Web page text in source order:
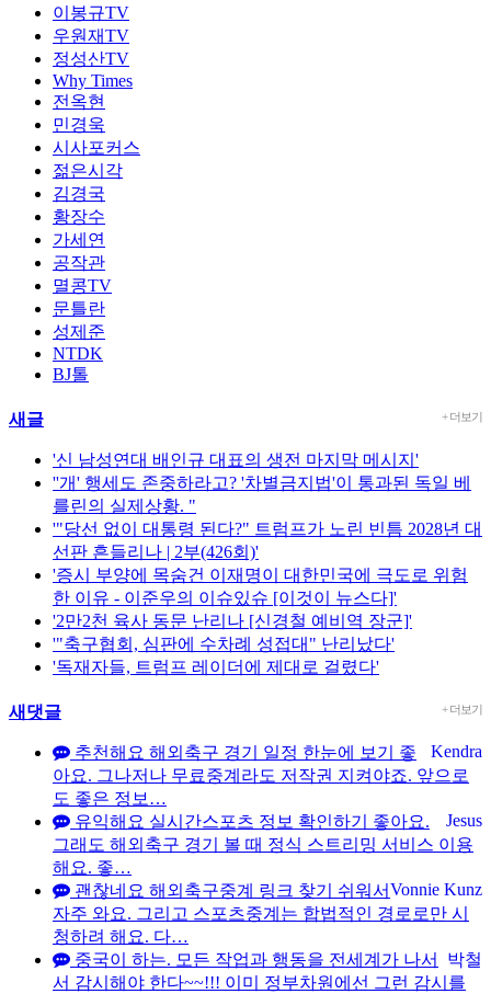
이봉규TV
우원재TV
정성산TV
Why Times
전옥현
민경욱
시사포커스
젊은시각
김경국
황장수
가세연
공작관
멸콩TV
문틀란
성제준
NTDK
BJ톨
+ 더보기
새글
'신 남성연대 배인규 대표의 생전 마지막 메시지'
''개' 행세도 존중하라고? '차별금지법'이 통과된 독일 베
를린의 실제상황. "
'"당선 없이 대통령 된다?" 트럼프가 노린 빈틈 2028년 대
선판 흔들리나 | 2부(426회)'
'증시 부양에 목숨건 이재명이 대한민국에 극도로 위험
한 이유 - 이준우의 이슈있슈 [이것이 뉴스다]'
'2만2천 육사 동문 난리나 [신경철 예비역 장군]'
'"축구협회, 심판에 수차례 성접대" 난리났다'
'독재자들, 트럼프 레이더에 제대로 걸렸다'
+ 더보기
새댓글
Kendra
추천해요 해외축구 경기 일정 한눈에 보기 좋
아요. 그나저나 무료중계라도 저작권 지켜야죠. 앞으로
도 좋은 정보…
Jesus
유익해요 실시간스포츠 정보 확인하기 좋아요.
그래도 해외축구 경기 볼 때 정식 스트리밍 서비스 이용
해요. 좋…
Vonnie Kunz
괜찮네요 해외축구중계 링크 찾기 쉬워서
자주 와요. 그리고 스포츠중계는 합법적인 경로로만 시
청하려 해요. 다…
박철
중국이 하는. 모든 작업과 행동을 전세계가 나서
서 감시해야 한다~~!!! 이미 정부차원에선 그런 감시를